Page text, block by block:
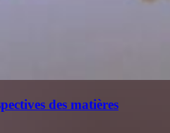
des matières